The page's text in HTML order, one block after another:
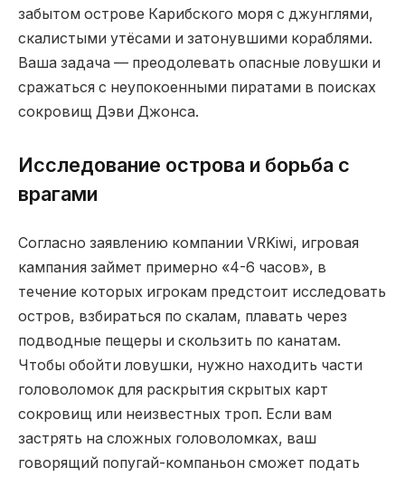
забытом острове Карибского моря с джунглями,
скалистыми утёсами и затонувшими кораблями.
Ваша задача — преодолевать опасные ловушки и
сражаться с неупокоенными пиратами в поисках
сокровищ Дэви Джонса.
Исследование острова и борьба с
врагами
Согласно заявлению компании VRKiwi, игровая
кампания займет примерно «4-6 часов», в
течение которых игрокам предстоит исследовать
остров, взбираться по скалам, плавать через
подводные пещеры и скользить по канатам.
Чтобы обойти ловушки, нужно находить части
головоломок для раскрытия скрытых карт
сокровищ или неизвестных троп. Если вам
застрять на сложных головоломках, ваш
говорящий попугай-компаньон сможет подать